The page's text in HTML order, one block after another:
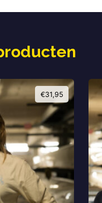
€31,95